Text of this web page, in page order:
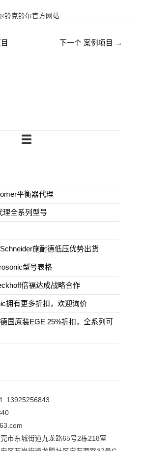
平衡器代理
理全系列型号
施耐德低压优势出货
型号表格
倍福达成战略合作
拥有更多折扣，欢迎询价
国原装EGE 25%折扣，全系列可
13925256843
市东城街道九龙路65号2栋218室
铃克铃尔官方网站
下一个 案例项目 →